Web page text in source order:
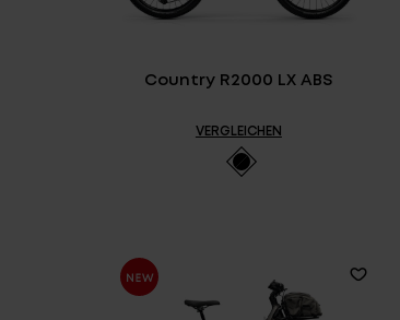
Country R2000 LX ABS
VERGLEICHEN